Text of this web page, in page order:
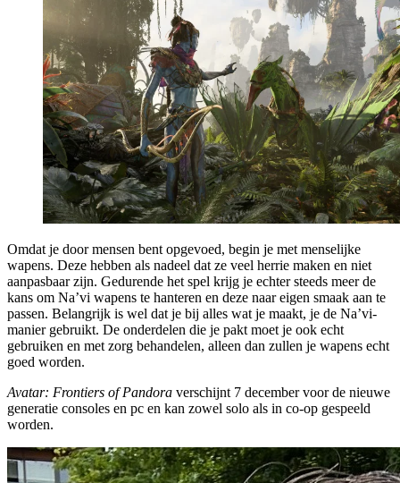
Omdat je door mensen bent opgevoed, begin je met menselijke
wapens. Deze hebben als nadeel dat ze veel herrie maken en niet
aanpasbaar zijn. Gedurende het spel krijg je echter steeds meer de
kans om Na’vi wapens te hanteren en deze naar eigen smaak aan te
passen. Belangrijk is wel dat je bij alles wat je maakt, je de Na’vi-
manier gebruikt. De onderdelen die je pakt moet je ook echt
gebruiken en met zorg behandelen, alleen dan zullen je wapens echt
goed worden.
Avatar: Frontiers of Pandora verschijnt 7 december voor de nieuwe
generatie consoles en pc en kan zowel solo als in co-op gespeeld
worden.